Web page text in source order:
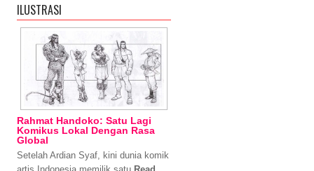
ILUSTRASI
Rahmat Handoko: Satu Lagi
Komikus Lokal Dengan Rasa
Global
Setelah Ardian Syaf, kini dunia komik